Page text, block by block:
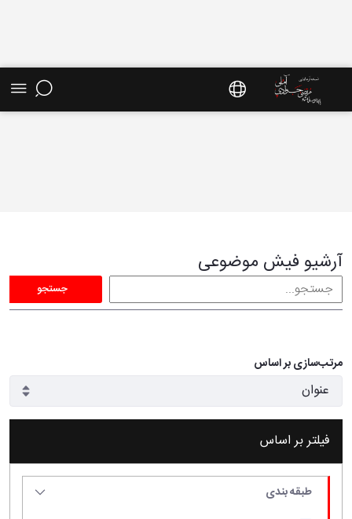
آرشیو فیش موضوعی
جستجو
مرتب‌سازی بر اساس
فیلتر بر اساس
طبقه بندی